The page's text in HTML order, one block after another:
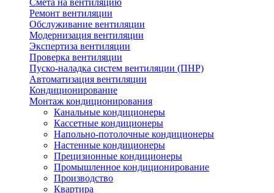
Смета на вентиляцию
Ремонт вентиляции
Обслуживание вентиляции
Модернизация вентиляции
Экспертиза вентиляции
Проверка вентиляции
Пуско-наладка систем вентиляции (ПНР)
Автоматизация вентиляции
Кондиционирование
Монтаж кондиционирования
Канальные кондиционеры
Кассетные кондиционеры
Напольно-потолочные кондиционеры
Настенные кондиционеры
Прецизионные кондиционеры
Промышленное кондиционирование
Производство
Квартира